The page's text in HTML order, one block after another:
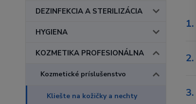
DEZINFEKCIA A STERILIZÁCIA
HYGIENA
KOZMETIKA PROFESIONÁLNA
Kozmetické príslušenstvo
Kliešte na kožičky a nechty
1.
2.
3.